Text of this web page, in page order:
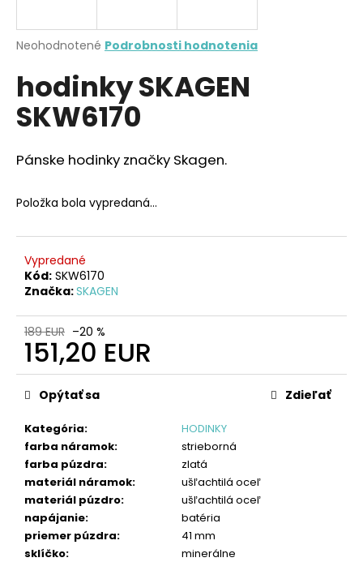
Priemerné
produktu
je
0,0
z
hviezdičiek.
Neohodnotené Podrobnosti hodnotenia
hodinky SKAGEN
SKW6170
Pánske hodinky značky Skagen.
Položka bola vypredaná…
Vypredané
Kód: SKW6170
Značka:SKAGEN
189 EUR –20 %
151,20 EUR
Jednotková
cena:
Kategória:
HODINKY
farba náramok:
strieborná
farba púzdra:
zlatá
materiál náramok:
ušľachtilá oceľ
materiál púzdro:
ušľachtilá oceľ
napájanie:
batéria
priemer púzdra:
41 mm
sklíčko:
minerálne
Opýtať sa Zdieľať
j
ť
?
O
d
p
o
ú
m
e